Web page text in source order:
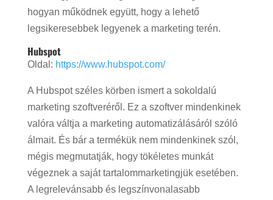
hogyan működnek együtt, hogy a lehető
legsikeresebbek legyenek a marketing terén.
Hubspot
Oldal: https://www.hubspot.com/
A Hubspot széles körben ismert a sokoldalú
marketing szoftveréről. Ez a szoftver mindenkinek
valóra váltja a marketing automatizálásáról szóló
álmait. És bár a termékük nem mindenkinek szól,
mégis megmutatják, hogy tökéletes munkát
végeznek a saját tartalommarketingjük esetében.
A legrelevánsabb és legszínvonalasabb